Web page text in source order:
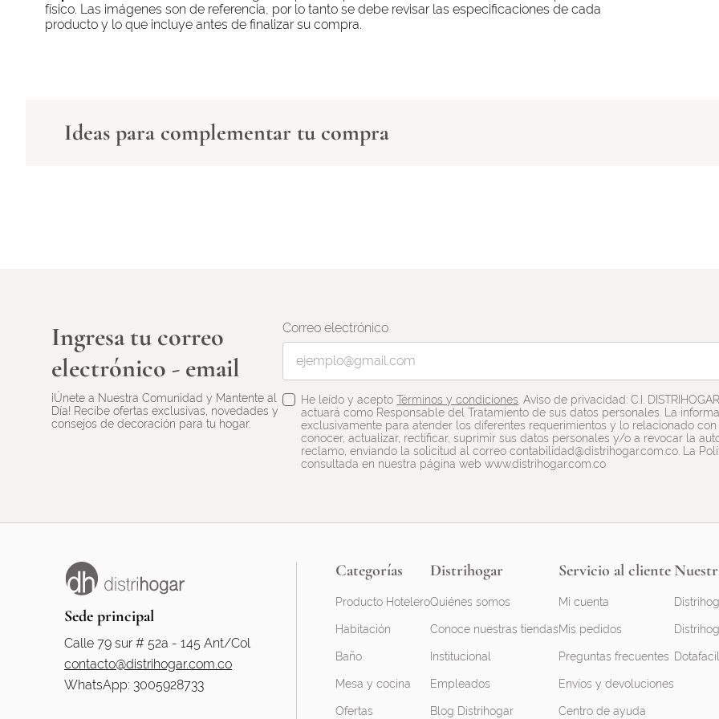
físico. Las imágenes son de referencia, por lo tanto se debe revisar las especificaciones de cada
producto y lo que incluye antes de finalizar su compra.
Ideas para complementar tu compra
Ingresa tu correo
electrónico - email
¡Únete a Nuestra Comunidad y Mantente al
Día! Recibe ofertas exclusivas, novedades y
consejos de decoración para tu hogar.
Correo electrónico
He leído y aceptoTérminos y condiciones. Aviso de privacidad: C.I.
actuará como Responsable del Tratamiento de sus datos personales. La
exclusivamente para atender los diferentes requerimientos y lo relacionado
conocer, actualizar, rectificar, suprimir sus datos personales y/o a revocar la
reclamo, enviando la solicitud al correo contabilidad@distrihogar.com.co. La
consultada en nuestra página web www.distrihogar.com.co
Sede principal
Calle 79 sur # 52a - 145 Ant/Col
contacto@distrihogar.com.co
WhatsApp: 3005928733
Categorías
Producto Hotelero
Habitación
Baño
Mesa y cocina
Ofertas
Distrihogar
Quiénes somos
Conoce nuestras tiendas
Institucional
Empleados
Blog Distrihogar
Servicio al cliente
Mi cuenta
Mis pedidos
Preguntas frecuentes
Envíos y devoluciones
Centro de ayuda
Dotafacil